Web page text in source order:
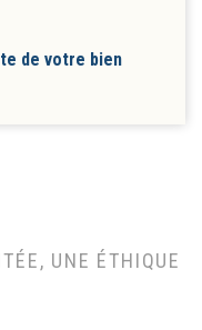
de votre bien
UNE ÉTHIQUE